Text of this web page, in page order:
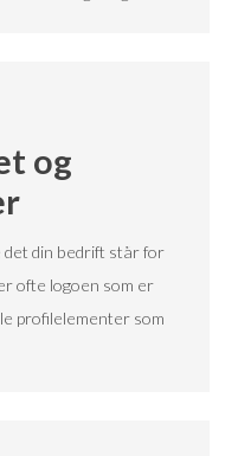
og
det din bedrift står for
ofte logoen som er
profilelementer som